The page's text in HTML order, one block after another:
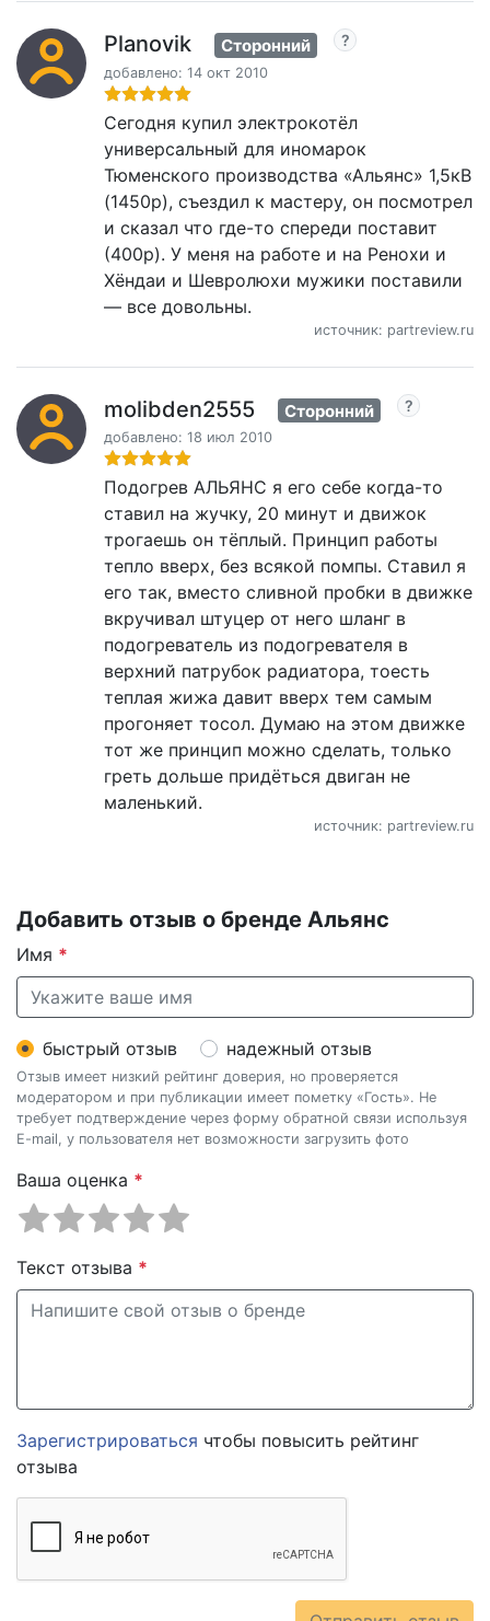
Planovik Сторонний
добавлено: 14 окт 2010
Сегодня купил электрокотёл
универсальный для иномарок
Тюменского производства «Альянс» 1,5кВ
(1450р), съездил к мастеру, он посмотрел
и сказал что где-то спереди поставит
(400р). У меня на работе и на Ренохи и
Хёндаи и Шевролюхи мужики поставили
— все довольны.
источник: partreview.ru
molibden2555 Сторонний
добавлено: 18 июл 2010
Подогрев АЛЬЯНС я его себе когда-то
ставил на жучку, 20 минут и движок
трогаешь он тёплый. Принцип работы
тепло вверх, без всякой помпы. Ставил я
его так, вместо сливной пробки в движке
вкручивал штуцер от него шланг в
подогреватель из подогревателя в
верхний патрубок радиатора, тоесть
теплая жижа давит вверх тем самым
прогоняет тосол. Думаю на этом движке
тот же принцип можно сделать, только
греть дольше придёться двиган не
маленький.
источник: partreview.ru
Добавить отзыв о бренде Альянс
Имя *
быстрый отзыв надежный отзыв
Отзыв имеет низкий рейтинг доверия, но проверяется
модератором и при публикации имеет пометку «Гость». Не
требует подтверждение через форму обратной связи используя
E-mail, у пользователя нет возможности загрузить фото
Ваша оценка *
Текст отзыва *
Зарегистрироваться чтобы повысить рейтинг
отзыва